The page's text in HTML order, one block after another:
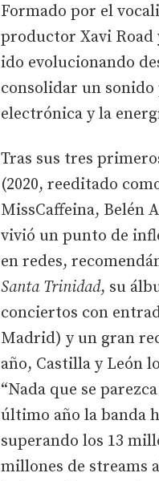
Formado por el
productor Xavi Road
ido evolucionando
consolidar un
electrónica y la
Tras sus tres
(2020, reeditado
MissCaffeina, Belén
vivió un punto de
en redes,
Santa Trinidad, su
conciertos con
Madrid) y un gran
año, Castilla y León
“Nada que se
último año la banda
superando los 13
millones de streams